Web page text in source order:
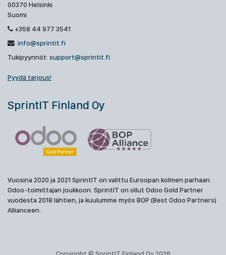
00370 Helsinki
Suomi
+358 44 977 3541
info@sprintit.fi
Tukipyynnöt: support@sprintit.fi
Pyydä tarjous!
SprintIT Finland Oy
Vuosina 2020 ja 2021 SprintIT on valittu Euroopan kolmen parhaan
Odoo-toimittajan joukkoon. SprintIT on ollut Odoo Gold Partner
vuodesta 2018 lähtien, ja kuulumme myös BOP (Best Odoo Partners)
Allianceen.
Copyright © SprintIT Finland Oy 2026